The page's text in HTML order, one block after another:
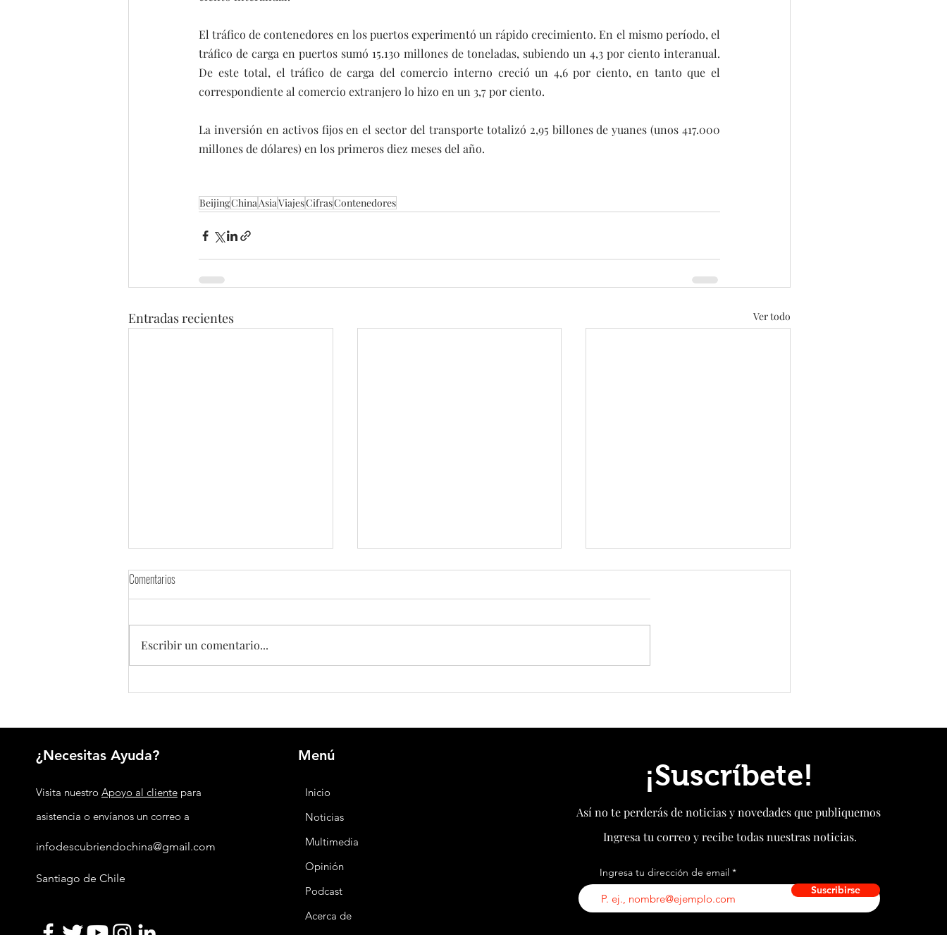
El tráfico de contenedores en los puertos experimentó un rápido crecimiento. En el mismo período, el
tráfico de carga en puertos sumó 15.130 millones de toneladas, subiendo un 4,3 por ciento interanual.
De este total, el tráfico de carga del comercio interno creció un 4,6 por ciento, en tanto que el
correspondiente al comercio extranjero lo hizo en un 3,7 por ciento.
La inversión en activos fijos en el sector del transporte totalizó 2,95 billones de yuanes (unos 417.000
millones de dólares) en los primeros diez meses del año.
BeijingChinaAsiaViajesCifrasContenedores
Entradas recientes Ver todo
Seguridad nacional integral: la estrategia
Huawei y Agrícola Santa Sara apuestan
transformar la agricultura chilena
China pone en operación la primera
patas tensadas del mundo
Comentarios
Escribir un comentario...
¿Necesitas Ayuda?
Visita nuestro Apoyo al clientepara
asistencia o envíanos un correo a
infodescubriendochina@gmail.com
Santiago de Chile
Menú
Inicio
Noticias
Multimedia
Opinión
Podcast
Acerca de
¡Suscríbete!
Así no te perderás de noticias y novedades que publiquemos
Ingresa tu correo y recibe todas nuestras noticias.
Ingresa tu dirección de email
Suscribirse